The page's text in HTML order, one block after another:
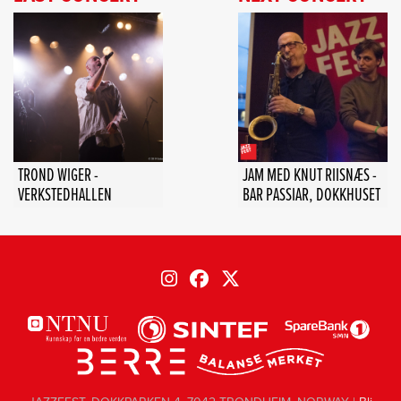
TROND WIGER -
VERKSTEDHALLEN
JAM MED KNUT RIISNÆS -
BAR PASSIAR, DOKKHUSET